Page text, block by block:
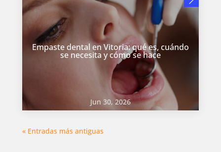
Empaste dental en Vitoria: qué es, cuándo
se necesita y cómo se hace
Jun 30, 2026
« Entradas más antiguas